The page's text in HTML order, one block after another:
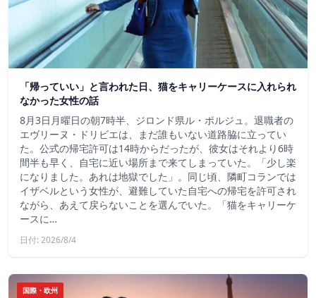
「帰っていい」と言われた日、猫をキャリーケースに入れられ
なかった女性の話
8月3日月曜日の朝7時半、ジロンド県ル・ポルジュ。退職者の
エヴリーヌ・ドリビエは、まだ誰もいない道路脇に立ってい
た。公式の帰宅許可は14時からだったが、彼女はそれより6時
間半も早く、自宅に近い場所まで来てしまっていた。「少し楽
になりました。あれは地獄でした」。同じ頃、隣町コランでは
イザベルという女性が、避難していた自宅への帰宅を許可され
ながら、あえて戻らないことを選んでいた。「猫をキャリーケ
ースに…
日付: 2026/8/4
国際・欧州